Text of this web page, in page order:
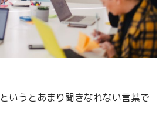
というとあまり聞きなれない言葉で